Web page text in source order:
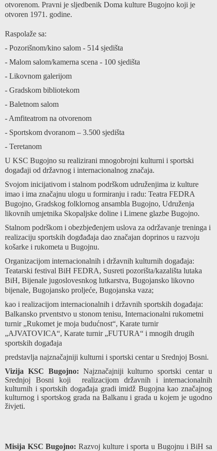
otvorenom. Pravni je sljedbenik Doma kulture Bugojno koji je
otvoren 1971. godine.
Raspolaže sa:
- Pozorišnom/kino salom - 514 sjedišta
- Malom salom/kamerna scena - 100 sjedišta
- Likovnom galerijom
- Gradskom bibliotekom
- Baletnom salom
- Amfiteatrom na otvorenom
- Sportskom dvoranom – 3.500 sjedišta
- Teretanom
U KSC Bugojno su realizirani mnogobrojni kulturni i sportski
događaji od državnog i internacionalnog značaja.
Svojom inicijativom i stalnom podrškom udruženjima iz kulture
imao i ima značajnu ulogu u formiranju i radu: Teatra FEDRA
Bugojno, Gradskog folklornog ansambla Bugojno, Udruženja
likovnih umjetnika Skopaljske doline i Limene glazbe Bugojno.
Stalnom podrškom i obezbjeđenjem uslova za održavanje treninga i
realizaciju sportskih dogđađaja dao značajan doprinos u razvoju
košarke i rukometa u Bugojnu.
Organizacijom internacionalnih i državnih kulturnih događaja:
Teatarski festival BiH FEDRA, Susreti pozorišta/kazališta lutaka
BiH, Bijenale jugoslovesnkog lutkarstva, Bugojansko likovno
bijenale, Bugojansko proljeće, Bugojanska vaza;
kao i realizacijom internacionalnih i državnih sportskih događaja:
Balkansko prventstvo u stonom tenisu, Internacionalni rukometni
turnir „Rukomet je moja budućnost“, Karate turnir
„AJVATOVICA“, Karate turnir „FUTURA“ i mnogih drugih
sportskih događaja
predstavlja najznačajniji kulturni i sportski centar u Srednjoj Bosni.
Vizija KSC Bugojno: Najznačajniji kulturno sportski centar u
Srednjoj Bosni koji realizacijom državnih i internacionalnih
kulturnih i sportskih događaja gradi imidž Bugojna kao značajnog
kulturnog i sportskog grada na Balkanu i grada u kojem je ugodno
živjeti.
Misija KSC Bugojno: Razvoj kulture i sporta u Bugojnu i BiH sa